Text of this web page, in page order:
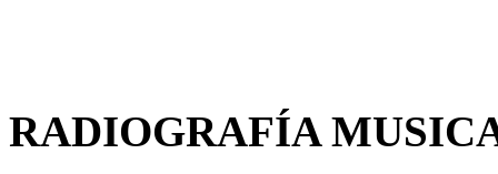
RADIOGRAFÍA